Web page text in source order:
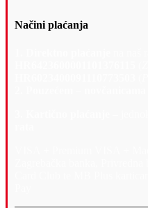
Načini plaćanja